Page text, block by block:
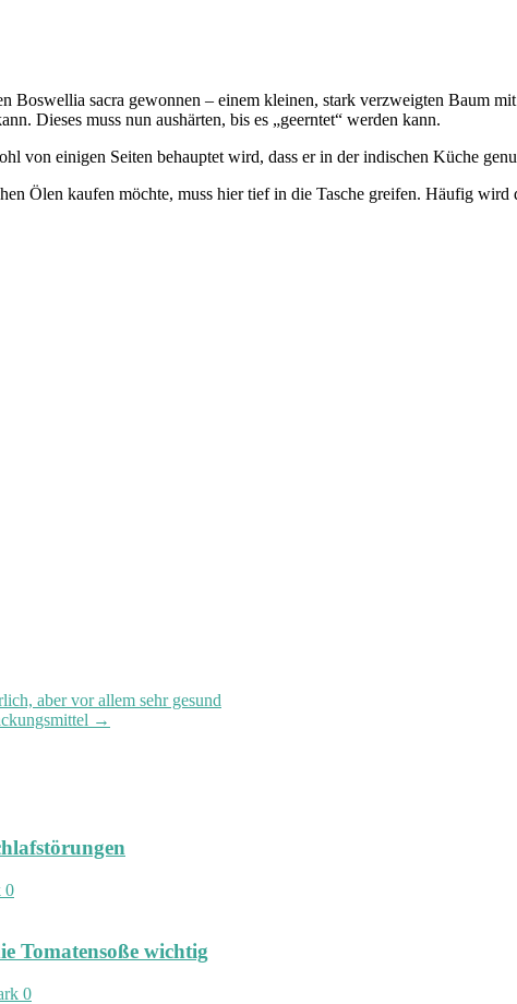
Boswellia sacra gewonnen – einem kleinen, stark verzweigten Baum
Dieses muss nun aushärten, bis es „geerntet“ werden kann.
von einigen Seiten behauptet wird, dass er in der indischen Küche
Ölen kaufen möchte, muss hier tief in die Tasche greifen. Häufig
aber vor allem sehr gesund
→
0
Tomatensoße wichtig
0